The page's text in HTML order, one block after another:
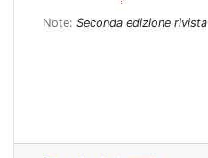
Note: Seconda edizione rivista